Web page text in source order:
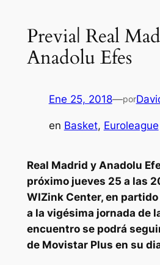
Previa| Real
Anadolu Efes
Ene 25, 2018—por
en Basket, Euroleague
Real Madrid y Anadolu
próximo jueves 25 a las
WIZink Center, en
a la vigésima jornada de
encuentro se podrá
de Movistar Plus en su